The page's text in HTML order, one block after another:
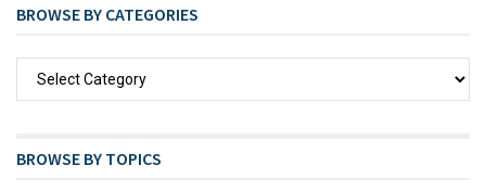
BROWSE BY CATEGORIES
BROWSE BY TOPICS